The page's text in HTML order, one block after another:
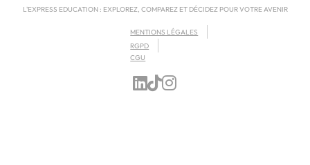
L'EXPRESS EDUCATION : EXPLOREZ, COMPAREZ ET DÉCIDEZ POUR VOTRE AVENIR
MENTIONS LÉGALES
RGPD
CGU